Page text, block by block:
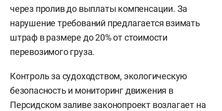
через пролив до выплаты компенсации. За
нарушение требований предлагается взимать
штраф в размере до 20% от стоимости
перевозимого груза.
Контроль за судоходством, экологическую
безопасность и мониторинг движения в
Персидском заливе законопроект возлагает на